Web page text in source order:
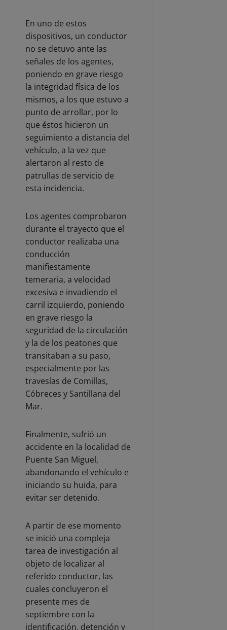
En uno de estos
dispositivos, un conductor
no se detuvo ante las
señales de los agentes,
poniendo en grave riesgo
la integridad física de los
mismos, a los que estuvo a
punto de arrollar, por lo
que éstos hicieron un
seguimiento a distancia del
vehículo, a la vez que
alertaron al resto de
patrullas de servicio de
esta incidencia.
Los agentes comprobaron
durante el trayecto que el
conductor realizaba una
conducción
manifiestamente
temeraria, a velocidad
excesiva e invadiendo el
carril izquierdo, poniendo
en grave riesgo la
seguridad de la circulación
y la de los peatones que
transitaban a su paso,
especialmente por las
travesías de Comillas,
Cóbreces y Santillana del
Mar.
Finalmente, sufrió un
accidente en la localidad de
Puente San Miguel,
abandonando el vehículo e
iniciando su huida, para
evitar ser detenido.
A partir de ese momento
se inició una compleja
tarea de investigación al
objeto de localizar al
referido conductor, las
cuales concluyeron el
presente mes de
septiembre con la
identificación, detención y